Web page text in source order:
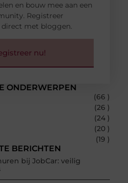
ONDERWERPEN
(66 )
(26 )
(24 )
(20 )
(19 )
BERICHTEN
bij JobCar: veilig
en bouw mee aan een
Registreer
met bloggen.
nu!